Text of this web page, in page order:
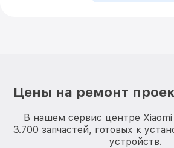
Цены на ремонт
В нашем сервис центре Xiaomi
3.700 запчастей, готовых к
устройств.